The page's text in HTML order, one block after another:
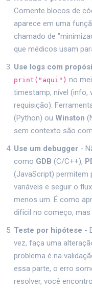
Comente blocos de
aparece em uma
chamado de
que médicos usam
Use logs com
print("aqui") no
timestamp, nível (info,
requisição).
(Python) ou Winston
sem contexto são
Use um debugger -
como GDB (C/C++),
(JavaScript) permitem
variáveis e seguir o
menos um. É como
difícil no começo, mas
Teste por hipótese -
vez, faça uma
problema é na
essa parte, o erro
resolver, você